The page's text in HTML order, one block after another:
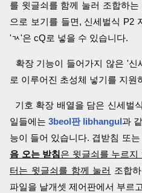
를 윗글쇠를 함께 눌러 조합하
으로 보기를 들면, 신세벌식 P2
'ㄳ'은 cQ로 넣을 수 있습니다.
확장 기능이 들어가지 않은 '신
로 이루어진 초성체 넣기를 지원
기호 확장 배열을 담은 신세벌
일들에는 3beol판 libhangul과
능이 들어 있습니다. 겹받침 또
음 오는 받침은 윗글쇠를 누르지
터는 윗글쇠를 함께 눌러 조합
파일을 날개셋 제어판에서 부르